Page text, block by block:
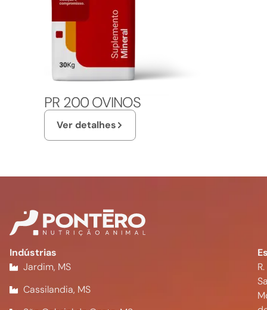
PR 200 OVINOS
Ver detalhes
Indústrias
Jardim, MS
Cassilandia, MS
R.